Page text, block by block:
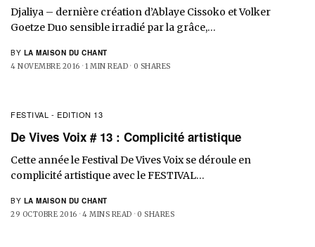
Djaliya – dernière création d’Ablaye Cissoko et Volker
Goetze Duo sensible irradié par la grâce,…
BY LA MAISON DU CHANT
4 NOVEMBRE 2016 1 MIN READ 0 SHARES
FESTIVAL - EDITION 13
De Vives Voix # 13 : Complicité artistique
Cette année le Festival De Vives Voix se déroule en
complicité artistique avec le FESTIVAL…
BY LA MAISON DU CHANT
29 OCTOBRE 2016 4 MINS READ 0 SHARES